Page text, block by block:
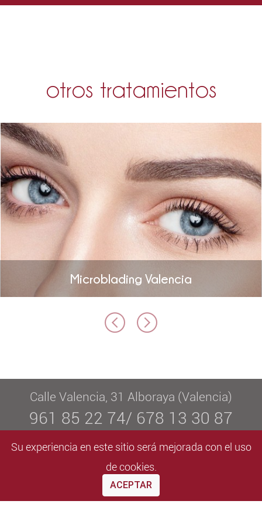
otros tratamientos
Microblading Valencia
Calle Valencia, 31 Alboraya (Valencia)
961 85 22 74/ 678 13 30 87
info@elvaestetica.com
Su experiencia en este sitio será mejorada con el uso
de cookies.
ACEPTAR